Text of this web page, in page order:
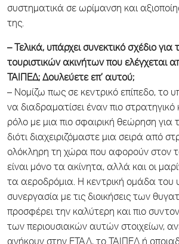
συστηματικά σε ωρίμανση και
της.
– Τελικά, υπάρχει συνεκτικό σχέδιο
τουριστικών ακινήτων που ελέγχεται
ΤΑΙΠΕΔ; Δουλεύετε επ’ αυτού;
– Νομίζω πως σε κεντρικό επίπεδο, το
να διαδραματίσει έναν πιο στρατηγικό
ρόλο με μια πιο σφαιρική θεώρηση
διότι διαχειριζόμαστε μια σειρά από
ολόκληρη τη χώρα που αφορούν στον
είναι μόνο τα ακίνητα, αλλά και οι
τα αεροδρόμια. H κεντρική ομάδα του
συνεργασία με τις διοικήσεις των
προσφέρει την καλύτερη και πιο
των περιουσιακών αυτών στοιχείων,